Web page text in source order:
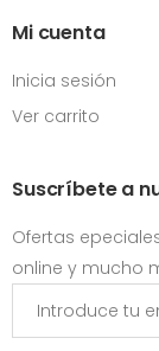
Mi cuenta
Inicia sesión
Ver carrito
Suscríbete a
Ofertas
online y mucho